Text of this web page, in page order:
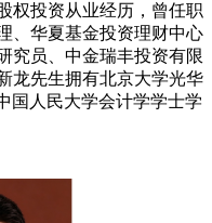
权投资从业经历，曾任职
、华夏基金投资理财中心
究员、中金瑞丰投资有限
龙先生拥有北京大学光华
国人民大学会计学学士学